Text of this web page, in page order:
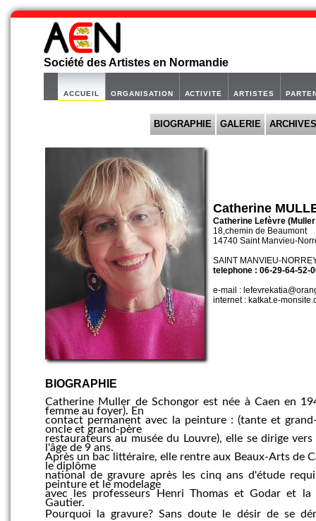
Société des Artistes en Normandie
ACCUEIL ORGANISATION ACTIVITE ARTISTES
BIOGRAPHIE GALERIE ARCHIVES
Catherine
Catherine Lefèvre
18,chemin de Beaumont
14740 Saint Manvieu-
SAINT MANVIEU-
telephone : 06-29-64-52-
e-mail :
internet : katkat.e-
BIOGRAPHIE
Catherine Muller de Schongor est née à Caen en 1
femme au foyer). En
contact permanentavec la peinture : (tante et
oncle et grand-père
restaurateursau muséedu Louvre), elle se dirige
l'âge de 9ans.
Après un bac littéraire,elle rentre aux Beaux-Arts de
lediplôme
nationalde gravure après les cinq ans d'étude
peintureet le modelage
avec les professeurs Henri Thomas et Godar et
Gautier.
Pourquoi la gravure? Sans doute
le désir de se